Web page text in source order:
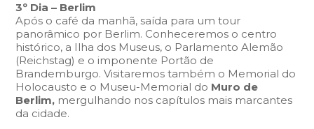
3º Dia – Berlim
Após o café da manhã, saída para um tour
panorâmico por Berlim. Conheceremos o centro
histórico, a Ilha dos Museus, o Parlamento Alemão
(Reichstag) e o imponente Portão de
Brandemburgo. Visitaremos também o Memorial do
Holocausto e o Museu-Memorial do Muro de
Berlim, mergulhando nos capítulos mais marcantes
da cidade.